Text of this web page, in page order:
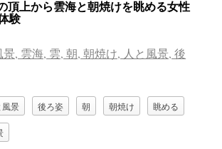
頂上から雲海と朝焼けを眺める女性
験
風景 後ろ姿 朝 朝焼け 眺める